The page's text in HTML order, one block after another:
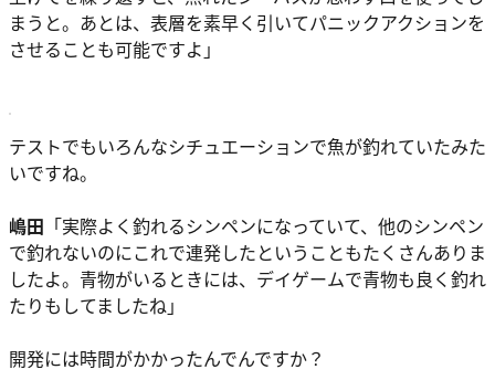
まうと。あとは、表層を素早く引いてパニックアクションを
させることも可能ですよ」
テストでもいろんなシチュエーションで魚が釣れていたみた
いですね。
嶋田 「実際よく釣れるシンペンになっていて、他のシンペン
で釣れないのにこれで連発したということもたくさんありま
したよ。青物がいるときには、デイゲームで青物も良く釣れ
たりもしてましたね」
開発には時間がかかったんでんですか？